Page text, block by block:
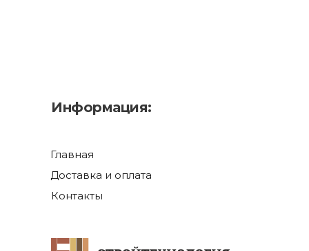
Информация:
Доставка и оплата
Главная
Контакты